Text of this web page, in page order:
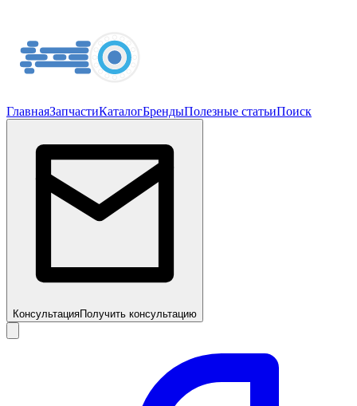
ГлавнаяЗапчастиКаталогБрендыПолезные статьиПоиск
КонсультацияПолучить консультацию